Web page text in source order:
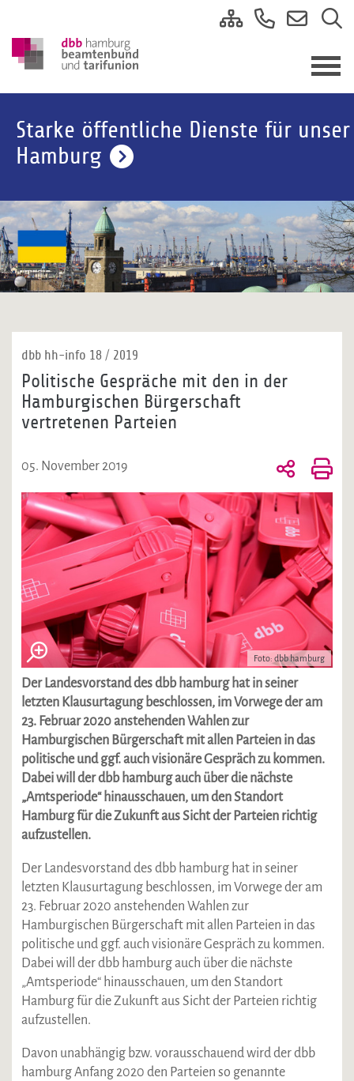
Starke öffentliche Dienste für unser
Hamburg
dbb hh-info 18 / 2019
Politische Gespräche mit den in der
Hamburgischen Bürgerschaft
vertretenen Parteien
05. November 2019
Foto: dbb hamburg
Der Landesvorstand des dbb hamburg hat in seiner
letzten Klausurtagung beschlossen, im Vorwege der am
23. Februar 2020 anstehenden Wahlen zur
Hamburgischen Bürgerschaft mit allen Parteien in das
politische und ggf. auch visionäre Gespräch zu kommen.
Dabei will der dbb hamburg auch über die nächste
„Amtsperiode“ hinausschauen, um den Standort
Hamburg für die Zukunft aus Sicht der Parteien richtig
aufzustellen.
Der Landesvorstand des dbb hamburg hat in seiner
letzten Klausurtagung beschlossen, im Vorwege der am
23. Februar 2020 anstehenden Wahlen zur
Hamburgischen Bürgerschaft mit allen Parteien in das
politische und ggf. auch visionäre Gespräch zu kommen.
Dabei will der dbb hamburg auch über die nächste
„Amtsperiode“ hinausschauen, um den Standort
Hamburg für die Zukunft aus Sicht der Parteien richtig
aufzustellen.
Davon unabhängig bzw. vorausschauend wird der dbb
hamburg Anfang 2020 den Parteien so genannte